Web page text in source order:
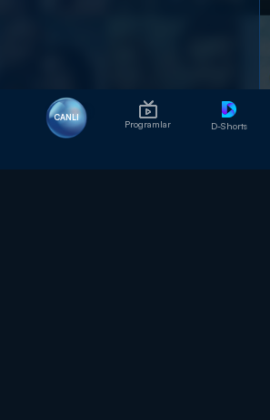
CANLI
Programlar D-Shorts